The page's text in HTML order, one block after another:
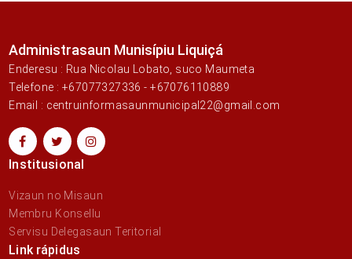
Administrasaun Munisípiu Liquiçá
Enderesu : Rua Nicolau Lobato, suco Maumeta
Telefone : +67077327336 - +67076110889
Email : centruinformasaunmunicipal22@gmail.com
Institusional
Vizaun no Misaun
Membru Konsellu
Servisu Delegasaun Teritorial
Link rápidus